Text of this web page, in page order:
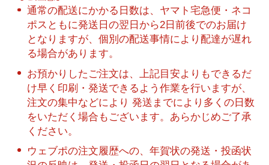
通常の配送にかかる日数は、ヤマト宅急便・ネコ
ポスともに発送日の翌日から2日前後でのお届け
となりますが、個別の配送事情により配達が遅れ
る場合があります。
お預かりしたご注文は、上記目安よりもできるだ
け早く印刷・発送できるよう作業を行いますが、
注文の集中などにより 発送までにより多くの日数
をいただく場合もございます。あらかじめご了承
ください。
ウェブポの注文履歴への、年賀状の発送・投函状